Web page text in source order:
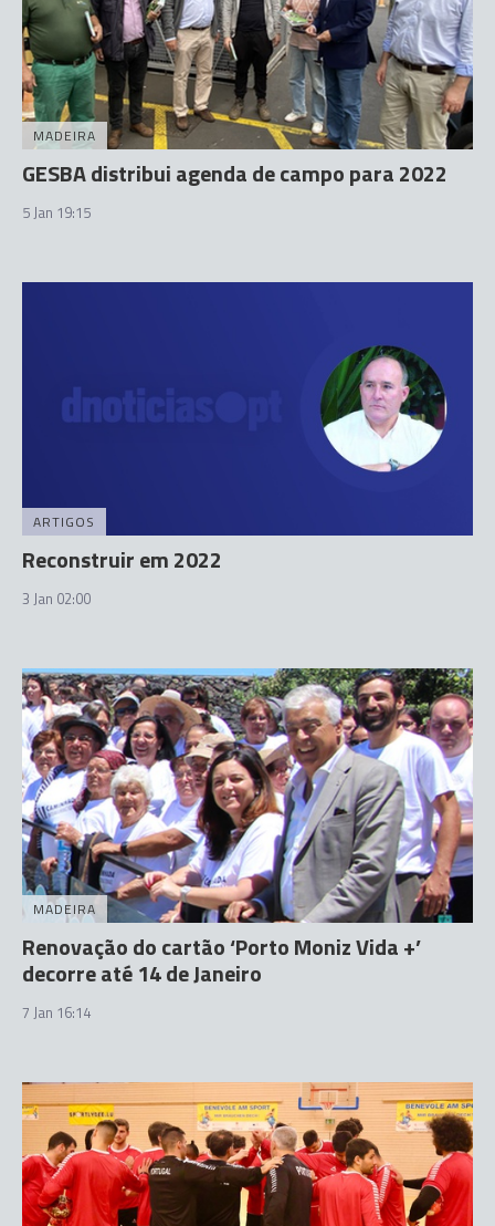
MADEIRA
GESBA distribui agenda de campo para 2022
5 Jan 19:15
ARTIGOS
Reconstruir em 2022
3 Jan 02:00
MADEIRA
Renovação do cartão ‘Porto Moniz Vida +’
decorre até 14 de Janeiro
7 Jan 16:14